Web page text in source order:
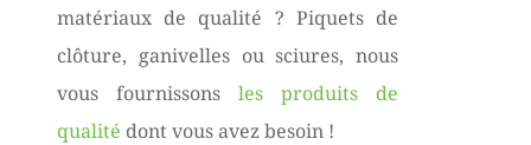
matériaux de qualité ? Piquets de
clôture, ganivelles ou sciures, nous
vous fournissonsles produits de
qualité dont vous avez besoin !